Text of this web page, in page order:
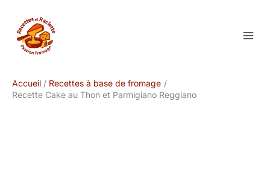
contenu
Accueil
Recettes à base de fromage
Recette Cake au Thon et Parmigiano Reggiano